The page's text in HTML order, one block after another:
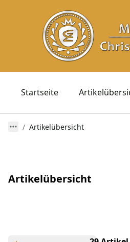
Startseite
Artikelübersicht
Artikelübersicht